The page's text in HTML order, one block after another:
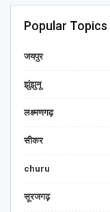
Popular Topics
जयपुर
झुंझुनू
लक्ष्मणगढ़
सीकर
churu
सूरजगढ़